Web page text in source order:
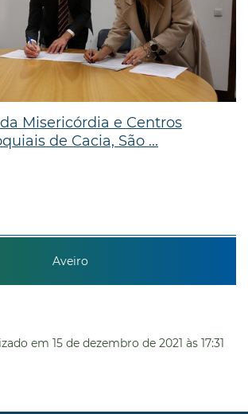
Misericórdia e Centros
de Cacia, São ...
Aveiro
em 15 de dezembro de 2021 às 17:31